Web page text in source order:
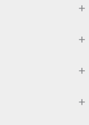
+
+
+
+